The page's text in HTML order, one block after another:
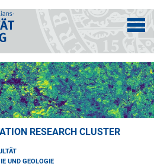
RESEARCH CLUSTER
UND GEOLOGIE